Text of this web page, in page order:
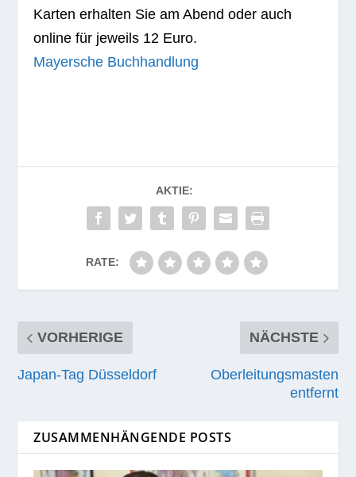
Kar­ten erhal­ten Sie am Abend oder auch
online für jeweils 12 Euro.
May­er­sche Buchhandlung
AKTIE:
RATE:
VORHERIGE
Japan-Tag Düsseldorf
NÄCHSTE
Oberleitungsmasten
entfernt
ZUSAMMENHÄNGENDE POSTS